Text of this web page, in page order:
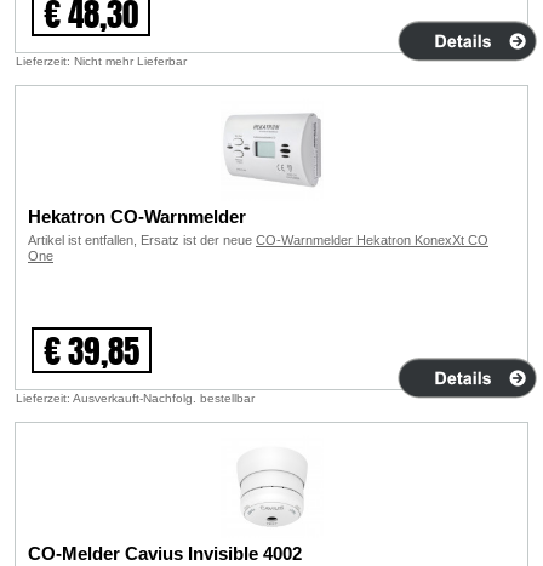
€ 48,30
Lieferzeit: Nicht mehr Lieferbar
Hekatron CO-Warnmelder
Artikel ist entfallen, Ersatz ist der neue CO-Warnmelder Hekatron KonexXt CO
One
€ 39,85
Lieferzeit: Ausverkauft-Nachfolg. bestellbar
CO-Melder Cavius Invisible 4002